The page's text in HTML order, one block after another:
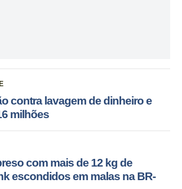
contra lavagem de dinheiro e
milhões
com mais de 12 kg de
escondidos em malas na BR-